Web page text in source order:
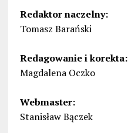
Redaktor naczelny:
Tomasz Barański
Redagowanie i korekta:
Magdalena Oczko
Webmaster:
Stanisław Bączek